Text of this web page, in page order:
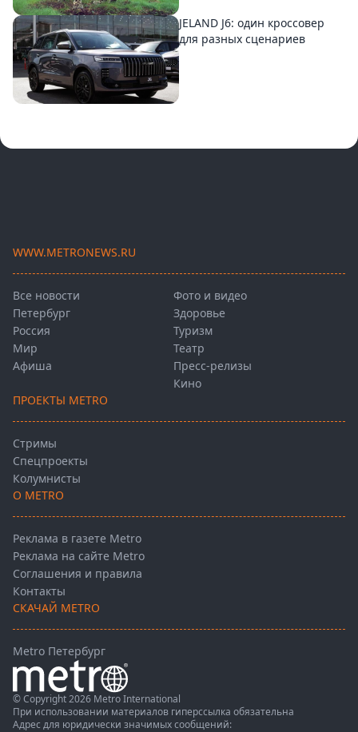
JELAND J6: один кроссовер
для разных сценариев
WWW.METRONEWS.RU
Все новости
Петербург
Россия
Мир
Афиша
Фото и видео
Здоровье
Туризм
Театр
Пресс-релизы
Кино
ПРОЕКТЫ METRO
Стримы
Спецпроекты
Колумнисты
О METRO
Реклама в газете Metro
Реклама на сайте Metro
Соглашения и правила
Контакты
СКАЧАЙ METRO
Metro Петербург
© Copyright 2026 Metro International
При использовании материалов гиперссылка обязательна
Адрес для юридически значимых сообщений: